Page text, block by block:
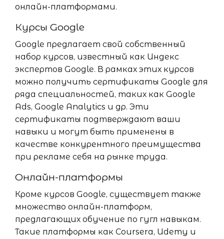
онлайн-платформами.
Курсы Google
Google предлагает свой собственный
набор курсов, известный как Индекс
экспертов Google. В рамках этих курсов
можно получить сертификаты Google для
ряда специальностей, таких как Google
Ads, Google Analytics и др. Эти
сертификаты подтверждают ваши
навыки и могут быть применены в
качестве конкурентного преимущества
при рекламе себя на рынке труда.
Онлайн-платформы
Кроме курсов Google, существует также
множество онлайн-платформ,
предлагающих обучение по гугл навыкам.
Такие платформы как Coursera, Udemy и